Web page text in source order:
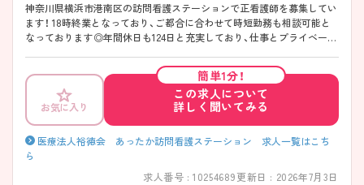
神奈川県横浜市港南区の訪問看護ステーションで正看護師を募集してい
ます！ 18時終業となっており、ご都合に合わせて時短勤務も相談可能と
なっております◎年間休日も124日と充実しており、仕事とプライベート
タッフと2人で担当し、慣れてから1人で対応するので安心です！ ご興味
のある方は、面接のポイントをお伝えしますのでお気軽にご連絡くださ
お気に入り
簡単1分！
この求人について
詳しく聞いてみる
医療法人裕徳会 あったか訪問看護ステーション 求人一覧はこち
ら
求人番号 : 10254689更新日 : 2026年7月3日